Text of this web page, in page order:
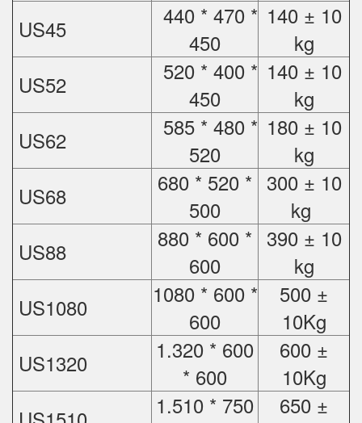
US45
440 * 470 *
450
140 ± 10
kg
US52
520 * 400 *
450
140 ± 10
kg
US62
585 * 480 *
520
180 ± 10
kg
US68
680 * 520 *
500
300 ± 10
kg
US88
880 * 600 *
600
390 ± 10
kg
US1080
1080 * 600 *
600
500 ±
10Kg
US1320
1.320 * 600
* 600
600 ±
10Kg
1.510 * 750
650 ±